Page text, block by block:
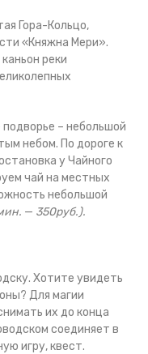
Гора-Кольцо,
«Княжна Мери».
реки
– небольшой
небом. По дороге к
у Чайного
чай на местных
небольшой
— 350руб.).
Хотите увидеть
Для магии
их до конца
соединяет в
игру, квест.